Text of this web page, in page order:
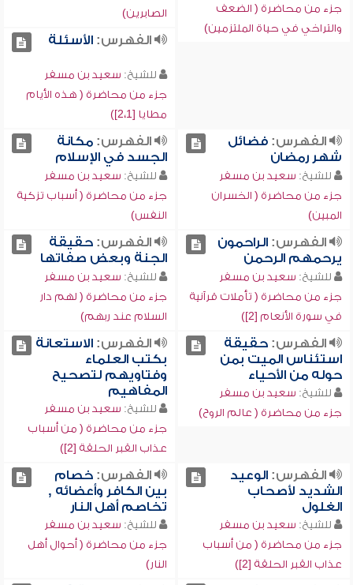
جزء من محاضرة ( الضعف
والتراخي في حياة الملتزمين)
الصابرين)
الفهرس:الأسئلة
للشيخ: سعيد بن مسفر
جزء من محاضرة ( هذه الأيام
مطايا [2،1])
الفهرس:فضائل
شهر رمضان
للشيخ: سعيد بن مسفر
جزء من محاضرة ( الخسران
المبين)
الفهرس:مكانة
الجسد في الإسلام
للشيخ: سعيد بن مسفر
جزء من محاضرة ( أسباب تزكية
النفس)
الفهرس:الراحمون
يرحمهم الرحمن
للشيخ: سعيد بن مسفر
جزء من محاضرة ( تأملات قرآنية
في سورة الأنعام [2])
الفهرس:حقيقة
الجنة وبعض صفاتها
للشيخ: سعيد بن مسفر
جزء من محاضرة ( لهم دار
السلام عند ربهم)
الفهرس:حقيقة
استئناس الميت بمن
حوله من الأحياء
للشيخ: سعيد بن مسفر
جزء من محاضرة ( عالم الروح)
الفهرس:الاستعانة
بكتب العلماء
وفتاويهم لتصحيح
المفاهيم
للشيخ: سعيد بن مسفر
جزء من محاضرة ( من أسباب
عذاب القبر الحلقة [2])
الفهرس:الوعيد
الشديد لأصحاب
الغلول
للشيخ: سعيد بن مسفر
جزء من محاضرة ( من أسباب
عذاب القبر الحلقة [2])
الفهرس:خصام
بين الكافر وأعضائه ,
تخاصم أهل النار
للشيخ: سعيد بن مسفر
جزء من محاضرة ( أحوال أهل
النار)